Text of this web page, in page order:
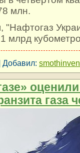
млн.
"Нафтогаз
млрд
Добавил:
газа